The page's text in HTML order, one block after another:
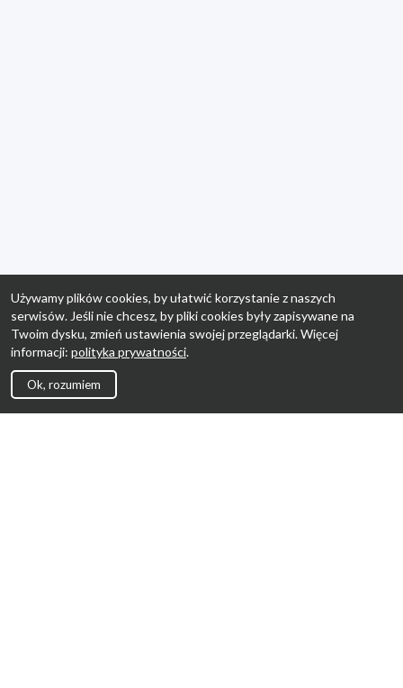
Używamy plików cookies, by ułatwić korzystanie z naszych
serwisów. Jeśli nie chcesz, by pliki cookies były zapisywane na
Twoim dysku, zmień ustawienia swojej przeglądarki. Więcej
informacji: polityka prywatności.
Ok, rozumiem